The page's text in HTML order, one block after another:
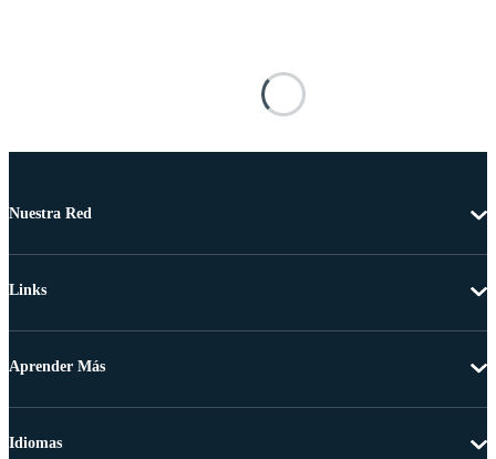
Nuestra Red
Links
Aprender Más
Idiomas